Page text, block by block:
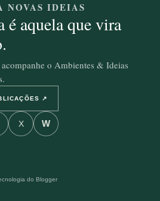
NOVAS IDEIAS
é aquela que vira
o Ambientes & Ideias
↗
X W
do Blogger